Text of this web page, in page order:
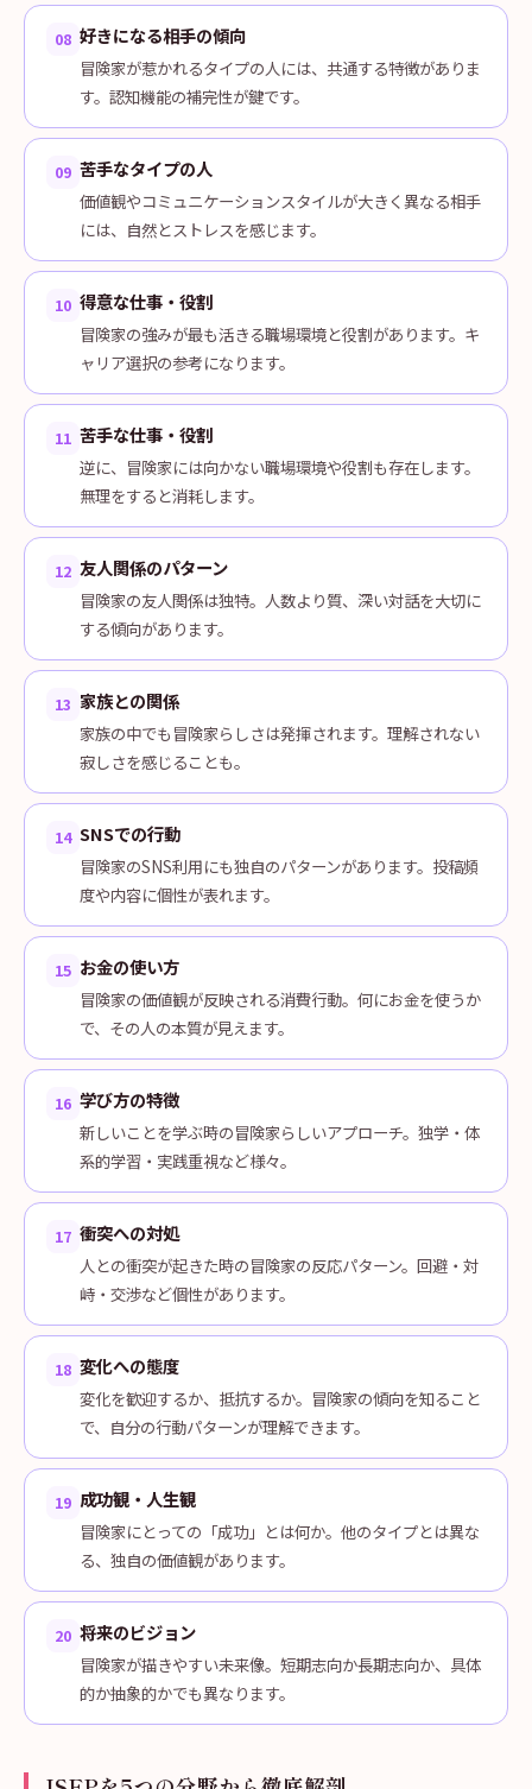
08 好きになる相手の傾向
冒険家が惹かれるタイプの人には、共通する特徴がありま
す。認知機能の補完性が鍵です。
09 苦手なタイプの人
価値観やコミュニケーションスタイルが大きく異なる相手
には、自然とストレスを感じます。
10 得意な仕事・役割
冒険家の強みが最も活きる職場環境と役割があります。キ
ャリア選択の参考になります。
11 苦手な仕事・役割
逆に、冒険家には向かない職場環境や役割も存在します。
無理をすると消耗します。
12 友人関係のパターン
冒険家の友人関係は独特。人数より質、深い対話を大切に
する傾向があります。
13 家族との関係
家族の中でも冒険家らしさは発揮されます。理解されない
寂しさを感じることも。
14 SNSでの行動
冒険家のSNS利用にも独自のパターンがあります。投稿頻
度や内容に個性が表れます。
15 お金の使い方
冒険家の価値観が反映される消費行動。何にお金を使うか
で、その人の本質が見えます。
16 学び方の特徴
新しいことを学ぶ時の冒険家らしいアプローチ。独学・体
系的学習・実践重視など様々。
17 衝突への対処
人との衝突が起きた時の冒険家の反応パターン。回避・対
峙・交渉など個性があります。
18 変化への態度
変化を歓迎するか、抵抗するか。冒険家の傾向を知ること
で、自分の行動パターンが理解できます。
19 成功観・人生観
冒険家にとっての「成功」とは何か。他のタイプとは異な
る、独自の価値観があります。
20 将来のビジョン
冒険家が描きやすい未来像。短期志向か長期志向か、具体
的か抽象的かでも異なります。